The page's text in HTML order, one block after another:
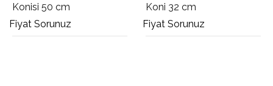
Konisi 50 cm
Fiyat Sorunuz
Koni 32 cm
Fiyat Sorunuz